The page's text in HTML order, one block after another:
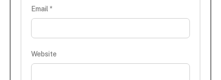
Email *
Website